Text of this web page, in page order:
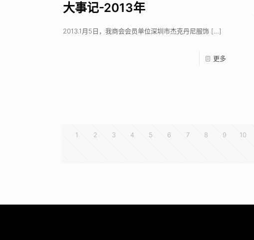
大事记-2013年
2013.1月5日，我商会会员单位深圳市杰克丹尼服饰[…]
更多
1 2 3 4 5 6 7 8 9 10